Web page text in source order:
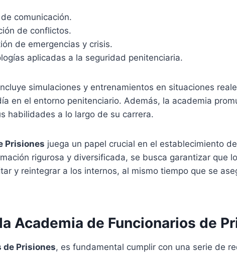
comunicación.
de conflictos.
de emergencias y crisis.
aplicadas a la seguridad penitenciaria.
simulaciones y entrenamientos en situaciones
en el entorno penitenciario. Además, la academia
habilidades a lo largo de su carrera.
Prisiones juega un papel crucial en el establecimiento
rigurosa y diversificada, se busca garantizar que
y reintegrar a los internos, al mismo tiempo que se
Academia de Funcionarios de
de Prisiones, es fundamental cumplir con una serie de